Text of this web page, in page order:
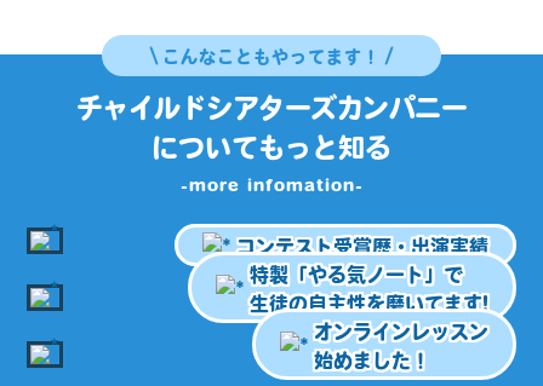
こんなこともやってます！
チャイルドシアターズカンパニー
についてもっと知る
-more infomation-
コンテスト受賞歴・出演実績
特製「やる気ノート」で
生徒の自主性を磨いてます!
オンラインレッスン
始めました！